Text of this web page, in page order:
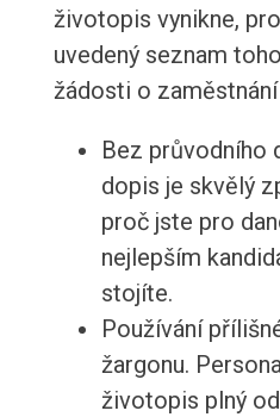
životopis vynikne,
uvedený seznam
žádosti o
Bez průvodního
dopis je skvělý
proč jste pro
nejlepším
stojíte.
Používání
žargonu.
životopis plný